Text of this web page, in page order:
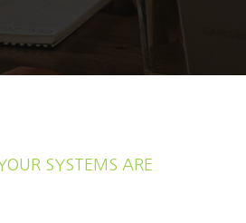
SYSTEMS ARE